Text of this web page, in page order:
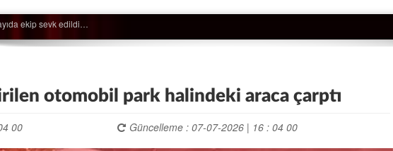
otomobil park halindeki araca çarptı
00 Güncelleme : 07-07-2026 | 16 : 04 00